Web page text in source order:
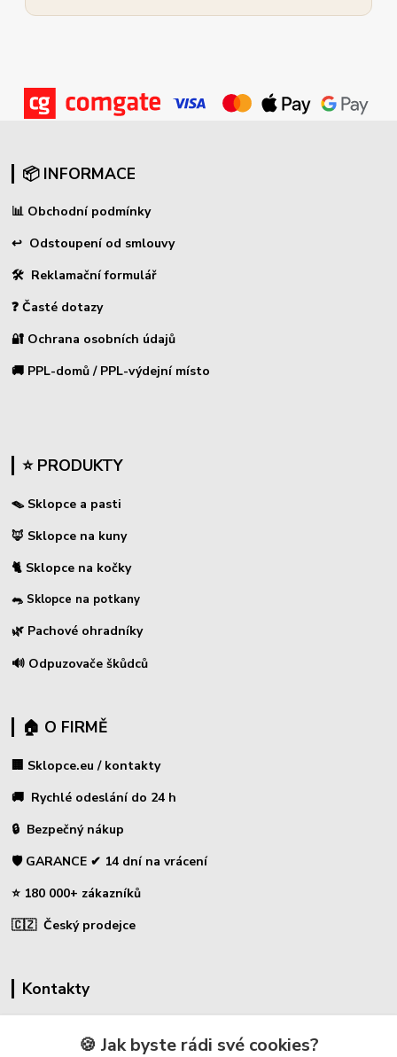
📦 INFORMACE
📊 Obchodní podmínky
↩ Odstoupení od smlouvy
🛠 Reklamační formulář
❓ Časté dotazy
🔐 Ochrana osobních údajů
🚚 PPL-domů / PPL-výdejní místo
⭐ PRODUKTY
🪤 Sklopce a pasti
🦊 Sklopce na kuny
🐈 Sklopce na kočky
🐀 Sklopce na potkany
🌿 Pachové ohradníky
🔊 Odpuzovače škůdců
🏠 O FIRMĚ
🏢 Sklopce.eu / kontakty
🚚 Rychlé odeslání do 24 h
🔒 Bezpečný nákup
🛡️ GARANCE ✔ 14 dní na vrácení
⭐ 180 000+ zákazníků
🇨🇿 Český prodejce
Kontakty
🍪 Jak byste rádi své cookies?